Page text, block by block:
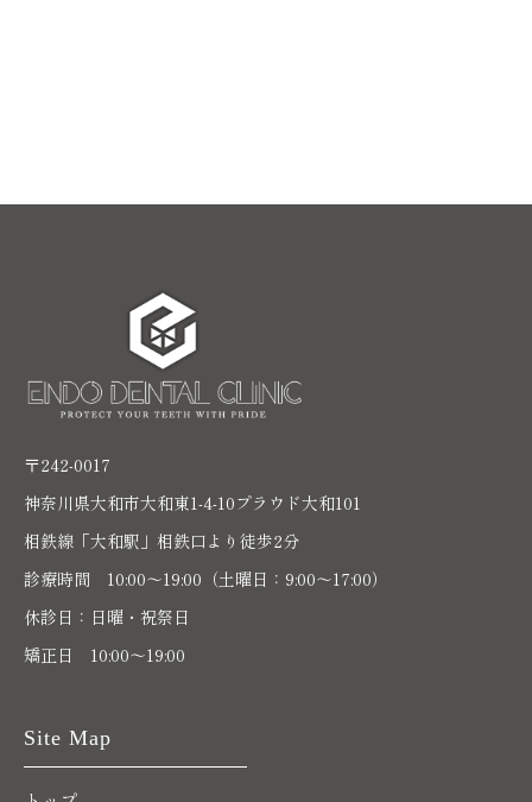
〒242-0017
神奈川県大和市大和東1-4-10プラウド大和101
相鉄線「大和駅」相鉄口より徒歩2分
診療時間 10:00〜19:00（土曜日：9:00～17:00）
休診日：日曜・祝祭日
矯正日 10:00～19:00
Site Map